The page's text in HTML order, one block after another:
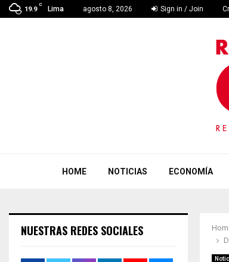
19.9
C
Lima agosto 8, 2026 Sign in / Join
HOME NOTICIAS ECONOMÍA
NUESTRAS REDES SOCIALES